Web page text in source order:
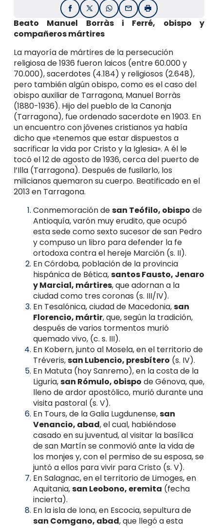
FacebookX / TwitterWhatsApp
EmailImprimir
Beato Manuel Borràs i Ferré, obispo y
compañeros mártires
La mayoría de mártires de la persecución
religiosa de 1936 fueron laicos (entre 60.000 y
70.000), sacerdotes (4.184) y religiosos (2.648),
pero también algún obispo, como es el caso del
obispo auxiliar de Tarragona, Manuel Borràs
(1880-1936). Hijo del pueblo de la Canonja
(Tarragona), fue ordenado sacerdote en 1903. En
un encuentro con jóvenes cristianos ya había
dicho que «tenemos que estar dispuestos a
sacrifi­car la vida por Cristo y la Iglesia». A él le
tocó el 12 de agosto de 1936, cerca del puerto de
l’Illa (Tarragona). Después de fusilarlo, los
milicianos quemaron su cuerpo. Beatificado en el
2013 en Tarragona.
Conmemoración desan Teófilo, obispo de
Antioquía, varón muy erudito, que ocupó
esta sede como sexto sucesor de san Pedro
y compuso un libro para defender la fe
ortodoxa contra el hereje Marción (s. II).
En Córdoba, población de la provincia
hispánica de Bética,santos Fausto, Jenaro
y Marcial, mártires, que adornan a la
ciudad como tres coronas (s. III/IV).
En Tesalónica, ciudad de Macedonia,san
Florencio, mártir, que, según la tradición,
después de varios tormentos murió
quemado vivo, (c. s. III).
En Kobern, junto al Mosela, en el territorio de
Tréveris,san Lubencio, presbítero (s. IV).
En Matuta (hoy Sanremo), en la costa de la
Liguria,san Rómulo, obispo de Génova, que,
lleno de ardor apostólico, murió durante una
visita pastoral (s. V).
En Tours, de la Galia Lugdunense,san
Venancio, abad, el cual, habiéndose
casado en su juventud, al visitar la basílica
de san Martín se conmovió ante la vida de
los monjes y, con el permiso de su esposa, se
juntó a ellos para vivir para Cristo (s. V).
En Salagnac, en el territorio de Limoges, en
Aquitania,san Leobono, eremita (fecha
incierta).
En la isla de Iona, en Escocia, sepultura de
san Comgano, abad, que llegó a esta